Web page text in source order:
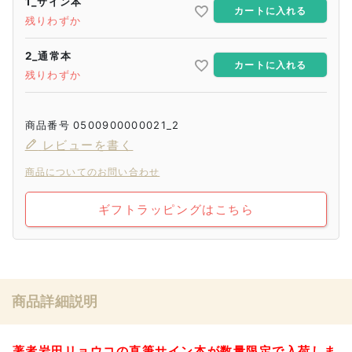
残りわずか
カートに入れる
2_通常本
残りわずか
カートに入れる
商品番号 0500900000021_2
レビューを書く
商品についてのお問い合わせ
ギフトラッピングはこちら
商品詳細説明